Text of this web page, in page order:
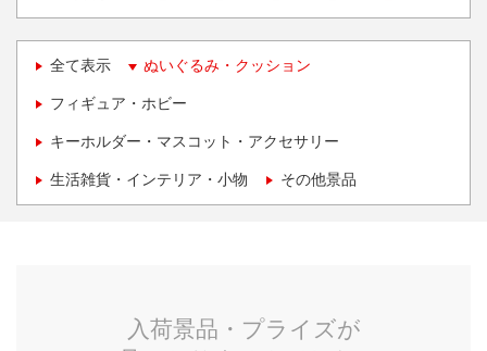
全て表示 ぬいぐるみ・クッション
フィギュア・ホビー
キーホルダー・マスコット・アクセサリー
生活雑貨・インテリア・小物 その他景品